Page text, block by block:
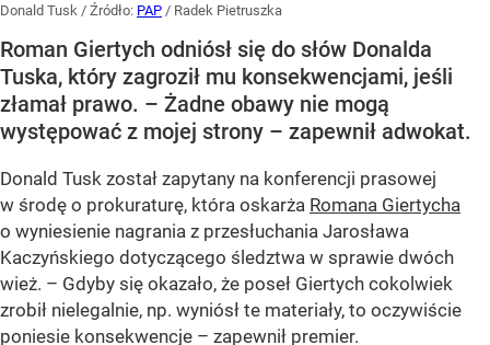
Donald Tusk / Źródło: PAP / Radek Pietruszka
Roman Giertych odniósł się do słów Donalda
Tuska, który zagroził mu konsekwencjami, jeśli
złamał prawo. – Żadne obawy nie mogą
występować z mojej strony – zapewnił adwokat.
Donald Tusk został zapytany na konferencji prasowej
w środę o prokuraturę, która oskarża Romana Giertycha
o wyniesienie nagrania z przesłuchania Jarosława
Kaczyńskiego dotyczącego śledztwa w sprawie dwóch
wież. – Gdyby się okazało, że poseł Giertych cokolwiek
zrobił nielegalnie, np. wyniósł te materiały, to oczywiście
poniesie konsekwencje – zapewnił premier.